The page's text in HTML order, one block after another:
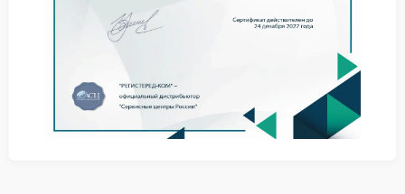
Как проходит ремонт
В сервисном центре Fujifilm работы ведут поэтапно:
сначала оценивают состояние оптики и механики,
затем устраняют загрязнение, выравнивают
положение элементов, при необходимости меняют
поврежденные детали. Такой подход позволяет
вернуть чистую картинку и предсказуемую работу